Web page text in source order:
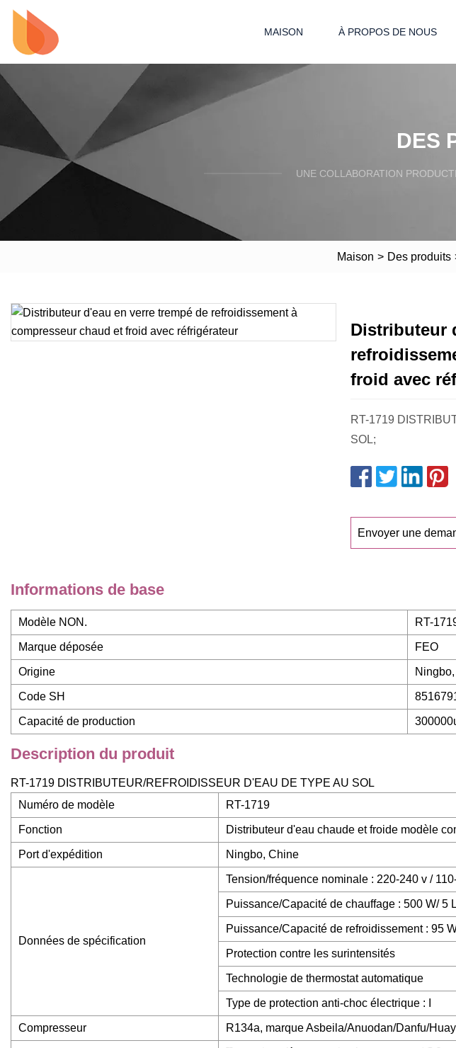
MAISON À PROPOS DE NOUS
DES
UNE COLLABORATION
Maison > Des produits
Distributeur
froid avec
RT-1719
SOL;
Envoyer une
Informations de base
Modèle NON. RT-
Marque déposée FEO
Origine
Code SH
Capacité de production
Description du produit
RT-1719 DISTRIBUTEUR/REFROIDISSEUR D'EAU DE TYPE AU SOL
Numéro de modèle
RT-1719
Fonction Distributeur d'eau chaude et froide modèle
Port d'expédition Ningbo, Chine
Données de spécification
Tension/fréquence nominale : 220-240 v /
Puissance/Capacité de chauffage : 500 W/ 5
Puissance/Capacité de refroidissement : 95
Protection contre les surintensités
Technologie de thermostat automatique
Type de protection anti-choc électrique : I
Compresseur R134a, marque Asbeila/Anuodan/Danfu/